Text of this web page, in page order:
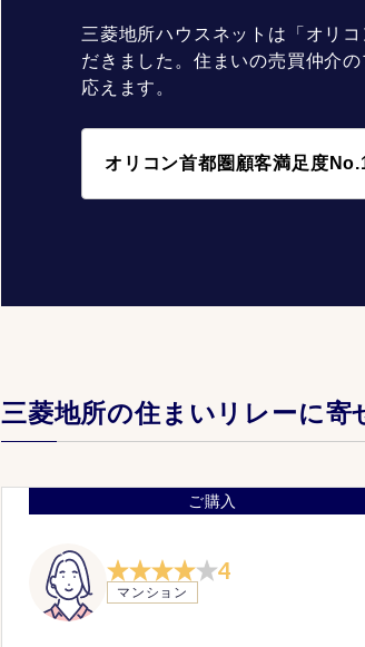
三菱地所ハウスネットは「オリ
だきました。住まいの売買仲介
応えます。
オリコン首都圏顧客満足度
三菱地所の住まいリレーに
ご購入
4
マンション